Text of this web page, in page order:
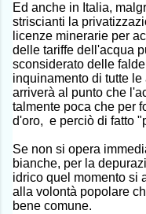
Ed anche in Italia,
striscianti la
licenze minerarie per
delle tariffe dell'acqua
sconsiderato delle
inquinamento di tutte
arriverà al punto che
talmente poca che per
d'oro, e perciò di fatto
Se non si opera
bianche, per la
idrico quel momento si
alla volontà popolare
bene comune.